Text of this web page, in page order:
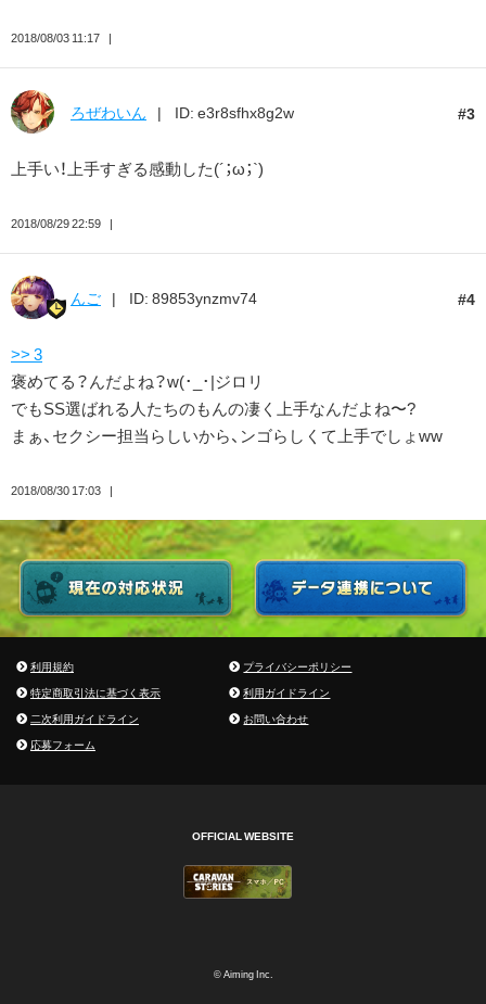
2018/08/03 11:17
3
ろぜわいん ID: e3r8sfhx8g2w
上手い！上手すぎる感動した(´；ω；`)
2018/08/29 22:59
4
んご ID: 89853ynzmv74
>> 3
褒めてる？んだよね？w(･_･|ジロリ
でもSS選ばれる人たちのもんの凄く上手なんだよね〜?
まぁ、セクシー担当らしいから、ンゴらしくて上手でしょww
2018/08/30 17:03
利用規約
プライバシーポリシー
特定商取引法に基づく表示
利用ガイドライン
二次利用ガイドライン
お問い合わせ
応募フォーム
OFFICIAL WEBSITE
© Aiming Inc.